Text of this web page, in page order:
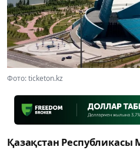
Фото: ticketon.kz
Қазақстан